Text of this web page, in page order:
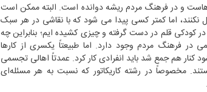
و در فرهنگ مردم ریشه دوانده است. البته ممکن است
اما کمتر کسی پیدا می شود که با نقاشی در هر سبک
کودکی قلم در دست گرفته و چیزی کشیده ایم؛ بنابراین چه
در فرهنگ مردم وجود دارد. اما طبیعتاً یکسری از کار‌ها
کنار هم جمع شد باید انفرادی کار کرد. عمدتاً اهالی تجسمی
مخصوصاً در رشته کاریکاتور که نسبت به هر مسئله‌ای